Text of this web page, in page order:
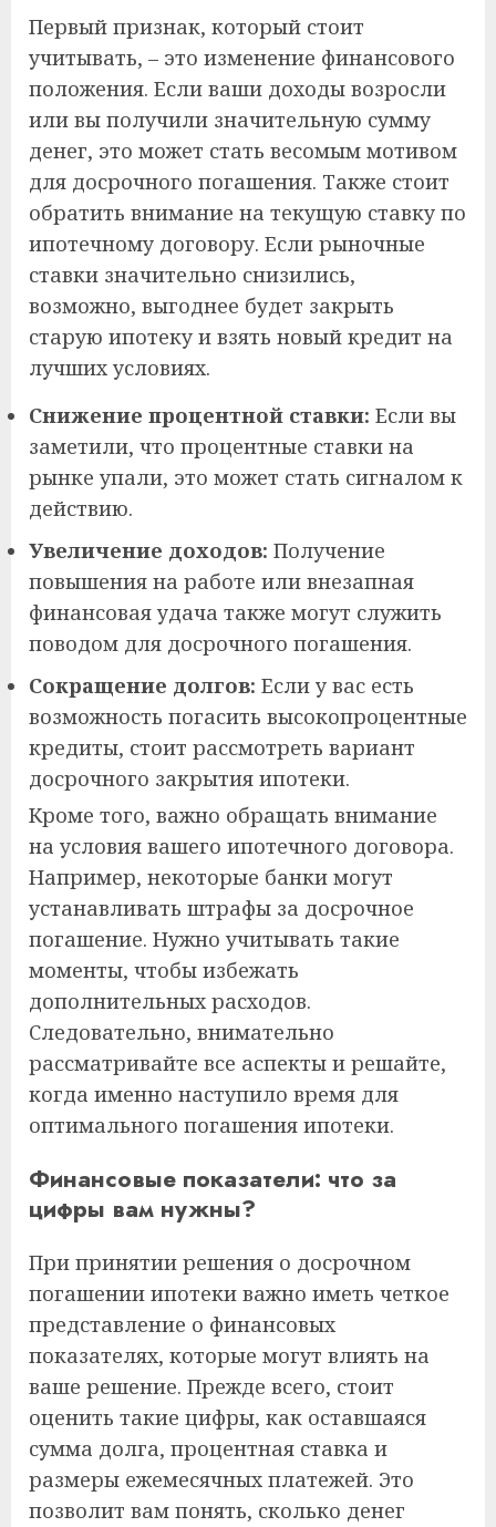
Первый признак, который стоит
учитывать, – это изменение финансового
положения. Если ваши доходы возросли
или вы получили значительную сумму
денег, это может стать весомым мотивом
для досрочного погашения. Также стоит
обратить внимание на текущую ставку по
ипотечному договору. Если рыночные
ставки значительно снизились,
возможно, выгоднее будет закрыть
старую ипотеку и взять новый кредит на
лучших условиях.
Снижение процентной ставки: Если вы
заметили, что процентные ставки на
рынке упали, это может стать сигналом к
действию.
Увеличение доходов: Получение
повышения на работе или внезапная
финансовая удача также могут служить
поводом для досрочного погашения.
Сокращение долгов: Если у вас есть
возможность погасить высокопроцентные
кредиты, стоит рассмотреть вариант
досрочного закрытия ипотеки.
Кроме того, важно обращать внимание
на условия вашего ипотечного договора.
Например, некоторые банки могут
устанавливать штрафы за досрочное
погашение. Нужно учитывать такие
моменты, чтобы избежать
дополнительных расходов.
Следовательно, внимательно
рассматривайте все аспекты и решайте,
когда именно наступило время для
оптимального погашения ипотеки.
Финансовые показатели: что за
цифры вам нужны?
При принятии решения о досрочном
погашении ипотеки важно иметь четкое
представление о финансовых
показателях, которые могут влиять на
ваше решение. Прежде всего, стоит
оценить такие цифры, как оставшаяся
сумма долга, процентная ставка и
размеры ежемесячных платежей. Это
позволит вам понять, сколько денег